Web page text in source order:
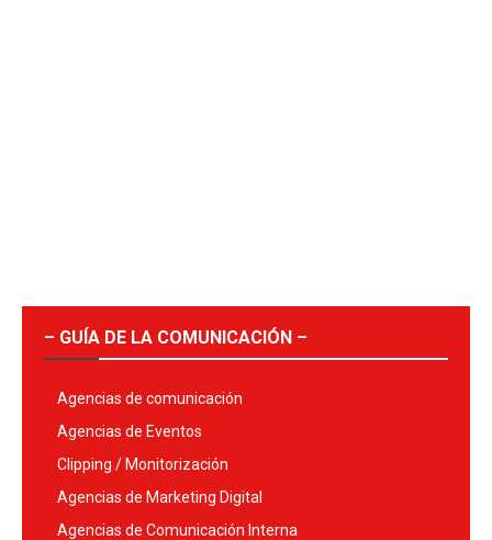
– GUÍA DE LA COMUNICACIÓN –
Agencias de comunicación
Agencias de Eventos
Clipping / Monitorización
Agencias de Marketing Digital
Agencias de Comunicación Interna